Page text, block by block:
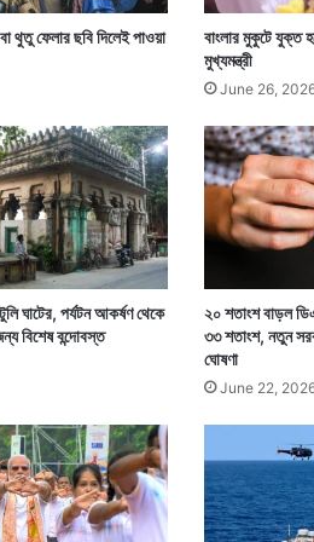
থুতু ফেলার ছবি দিলেই পাওয়া
বাংলার মুকুটে যুক্ত
মুখ্যমন্ত্রী
June 26,
ঘাটের, পর্যটন আকর্ষণ থেকে
বিশেষ বন্দোবস্ত
২০ শতাংশ বাড়ল
৩৩ শতাংশ, নতুন
ঘোষণা
June 22,